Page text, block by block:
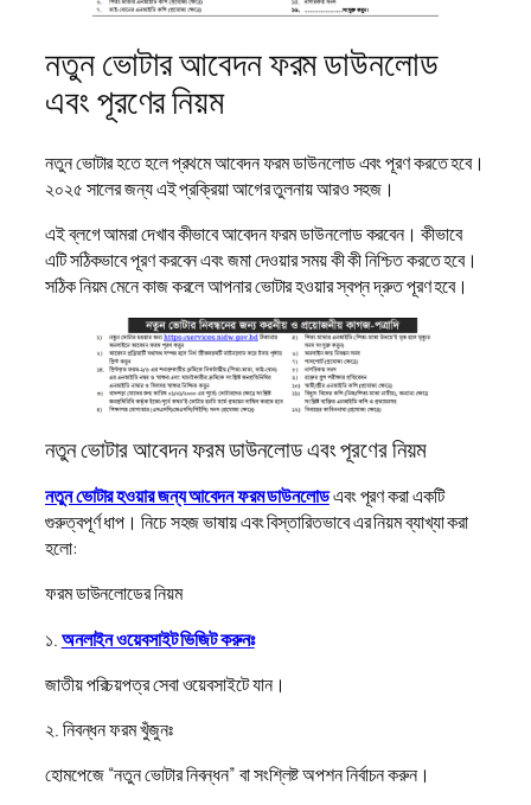
নতুন ভোটার আবেদন ফরম ডাউনলোড
এবং পূরণের নিয়ম
নতুন ভোটার হতে হলে প্রথমে আবেদন ফরম ডাউনলোড এবং পূরণ করতে হবে।
২০২৫ সালের জন্য এই প্রক্রিয়া আগের তুলনায় আরও সহজ।
এই ব্লগে আমরা দেখাব কীভাবে আবেদন ফরম ডাউনলোড করবেন। কীভাবে
এটি সঠিকভাবে পূরণ করবেন এবং জমা দেওয়ার সময় কী কী নিশ্চিত করতে হবে।
সঠিক নিয়ম মেনে কাজ করলে আপনার ভোটার হওয়ার স্বপ্ন দ্রুত পূরণ হবে।
নতুন ভোটার আবেদন ফরম ডাউনলোড এবং পূরণের নিয়ম
নতুন ভোটার হওয়ার জন্য আবেদন ফরম ডাউনলোডএবং পূরণ করা একটি
গুরুত্বপূর্ণ ধাপ। নিচে সহজ ভাষায় এবং বিস্তারিতভাবে এর নিয়ম ব্যাখ্যা করা
হলো:
ফরম ডাউনলোডের নিয়ম
১.অনলাইন ওয়েবসাইট ভিজিট করুনঃ
জাতীয় পরিচয়পত্র সেবা ওয়েবসাইটে যান।
২. নিবন্ধন ফরম খুঁজুনঃ
হোমপেজে “নতুন ভোটার নিবন্ধন” বা সংশ্লিষ্ট অপশন নির্বাচন করুন।